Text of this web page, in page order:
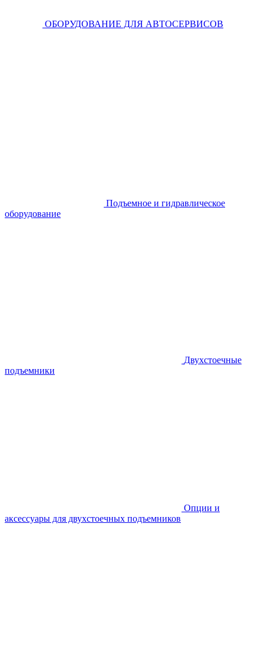
ОБОРУДОВАНИЕ ДЛЯ АВТОСЕРВИСОВ
Подъемное и гидравлическое
оборудование
Двухстоечные
подъемники
Опции и
аксессуары для двухстоечных подъемников